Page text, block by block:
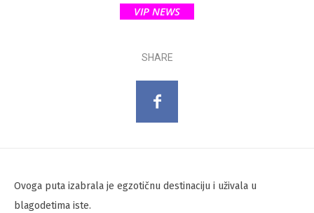
VIP NEWS
SHARE
Ovoga puta izabrala je egzotičnu destinaciju i uživala u
blagodetima iste.